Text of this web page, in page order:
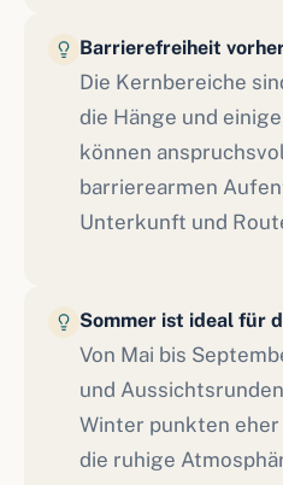
Barrierefreiheit
Die Kernbereiche
die Hänge und
können
barrierearmen
Unterkunft und
Sommer ist ideal für
Von Mai bis
und
Winter punkten eher
die ruhige